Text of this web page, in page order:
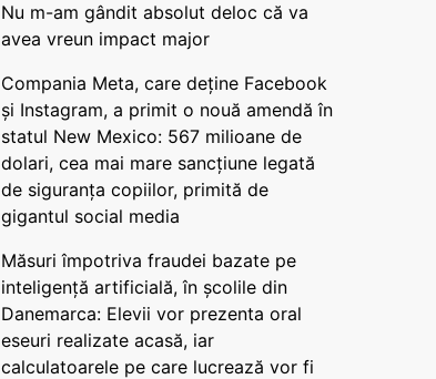
Nu m-am gândit absolut deloc că va
avea vreun impact major
Compania Meta, care deține Facebook
și Instagram, a primit o nouă amendă în
statul New Mexico: 567 milioane de
dolari, cea mai mare sancțiune legată
de siguranța copiilor, primită de
gigantul social media
Măsuri împotriva fraudei bazate pe
inteligență artificială, în școlile din
Danemarca: Elevii vor prezenta oral
eseuri realizate acasă, iar
calculatoarele pe care lucrează vor fi